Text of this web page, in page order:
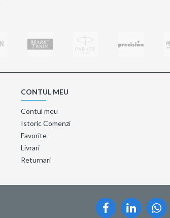
CONTUL MEU
Contul meu
Istoric Comenzi
Favorite
Livrari
Returnari